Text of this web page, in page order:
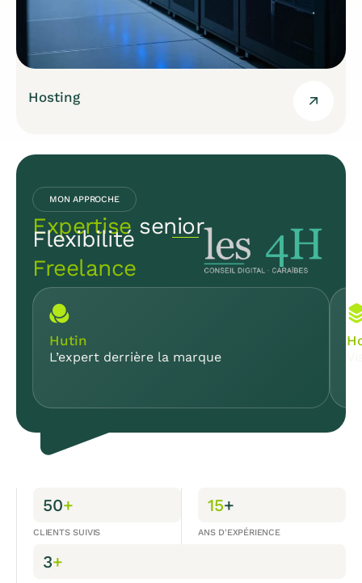
Hosting
MON APPROCHE
Expertise senior
Flexibilité
Freelance
Hutin
L’expert derrière la marque
50+
CLIENTS SUIVIS
15+
ANS D'EXPÉRIENCE
3+